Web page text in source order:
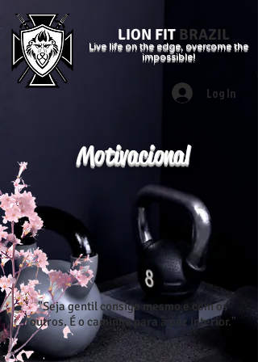
LION FIT BRAZIL
Live life on the edge, overcome the
impossible!
Log In
Motivacional
"Seja gentil consigo mesmo e com os
outros. É o caminho para a paz interior."